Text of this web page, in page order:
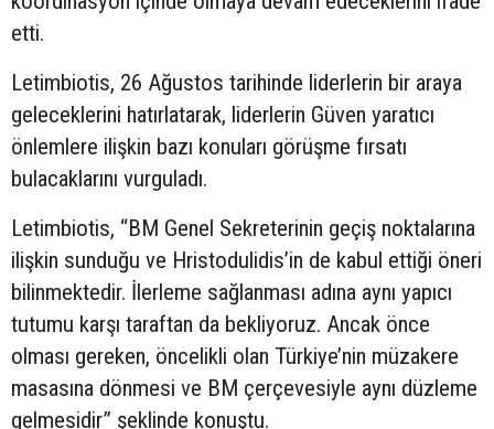
etti.
Letimbiotis, 26 Ağustos tarihinde liderlerin bir araya
geleceklerini hatırlatarak, liderlerin Güven yaratıcı
önlemlere ilişkin bazı konuları görüşme fırsatı
bulacaklarını vurguladı.
Letimbiotis, “BM Genel Sekreterinin geçiş noktalarına
ilişkin sunduğu ve Hristodulidis’in de kabul ettiği öneri
bilinmektedir. İlerleme sağlanması adına aynı yapıcı
tutumu karşı taraftan da bekliyoruz. Ancak önce
olması gereken, öncelikli olan Türkiye’nin müzakere
masasına dönmesi ve BM çerçevesiyle aynı düzleme
gelmesidir” şeklinde konuştu.